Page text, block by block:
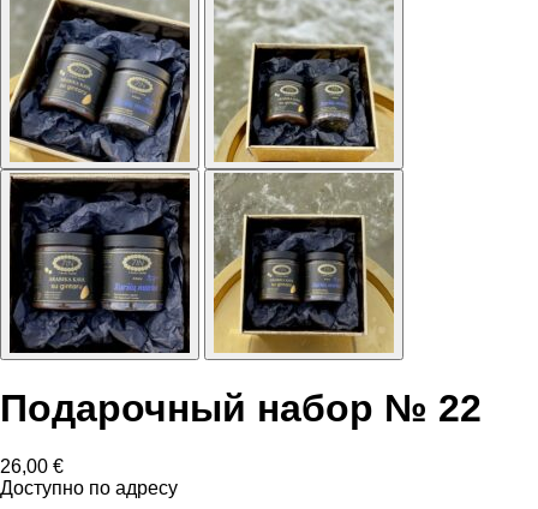
Подарочный набор № 22
26,00 €
Доступно по адресу